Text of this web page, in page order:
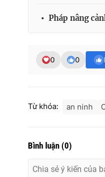
Pháp nâng
0 0
Từ khóa: an ninh
Bình luận (0)